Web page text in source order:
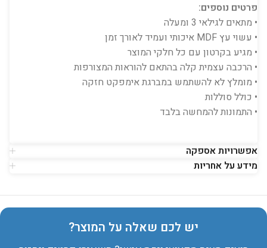
פרטים נוספים:
• מתאים לגילאי 3 ומעלה
• עשוי עץ MDF איכותי ועמיד לאורך זמן
• מגיע בקרטון עם כל חלקי המוצר
• הרכבה עצמית קלה בהתאם להוראות המצורפות
• מומלץ לא להשתמש במברגת אימפקט חזקה
• כולל סוללות
• התמונות להמחשה בלבד
אפשרויות אספקה
מידע על אחריות
יש לכם שאלה על המוצר?